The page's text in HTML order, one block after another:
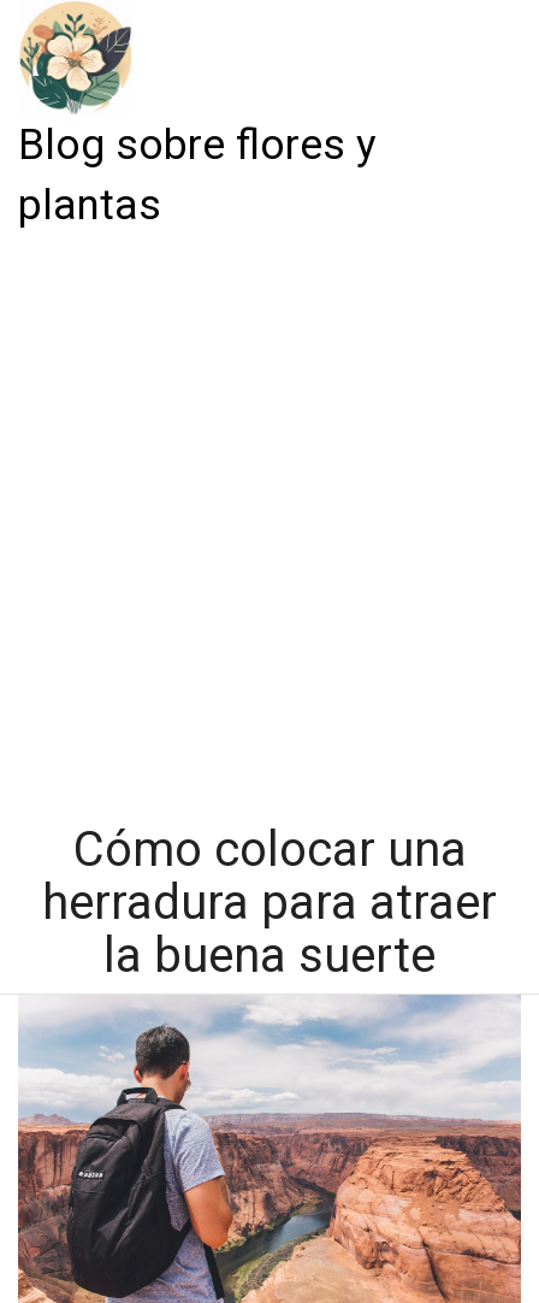
Blog sobre flores y
plantas
Cómo colocar una
herradura para atraer
la buena suerte